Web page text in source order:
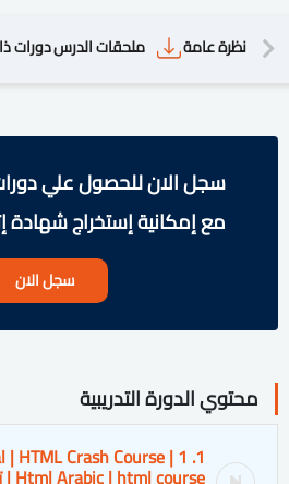
نظرة عامة ملحقات الدرسدورات
سجل الان للحصول علي
مع إمكانية إستخراج شهادة
سجل الان
محتوي الدورة التدريبية
| HTML Crash Course |